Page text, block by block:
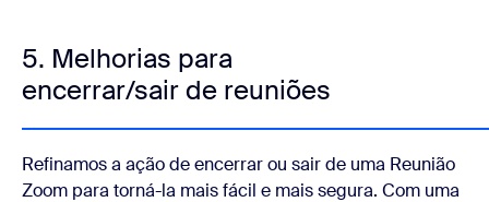
5. Melhorias para
encerrar/sair de reuniões
Refinamos a ação de encerrar ou sair de uma Reunião
Zoom para torná-la mais fácil e mais segura. Com uma